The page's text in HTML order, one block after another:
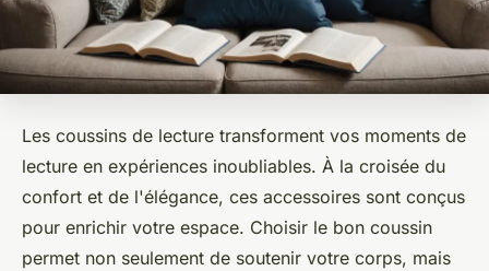
Les coussins de lecture transforment vos moments de
lecture en expériences inoubliables. À la croisée du
confort et de l'élégance, ces accessoires sont conçus
pour enrichir votre espace. Choisir le bon coussin
permet non seulement de soutenir votre corps, mais